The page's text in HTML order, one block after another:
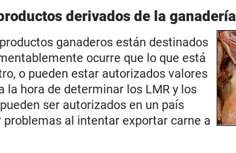
derivados de la ganadería
ganaderos están destinados
ocurre que lo que está
o pueden estar autorizados valores
la hora de determinar los LMR y los
ser autorizados en un país
al intentar exportar carne a